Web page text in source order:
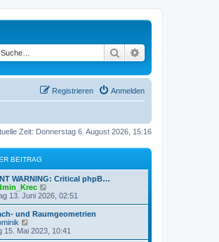
Suche
Anmelden
Registrieren
Zeit: Donnerstag 6. August 2026, 15:16
BEITRAG
WARNING: Critical phpB…
e
u
e
t
e
13. Juni 2026, 02:51
und Raumgeometrien
e
u
15. Mai 2023, 10:41